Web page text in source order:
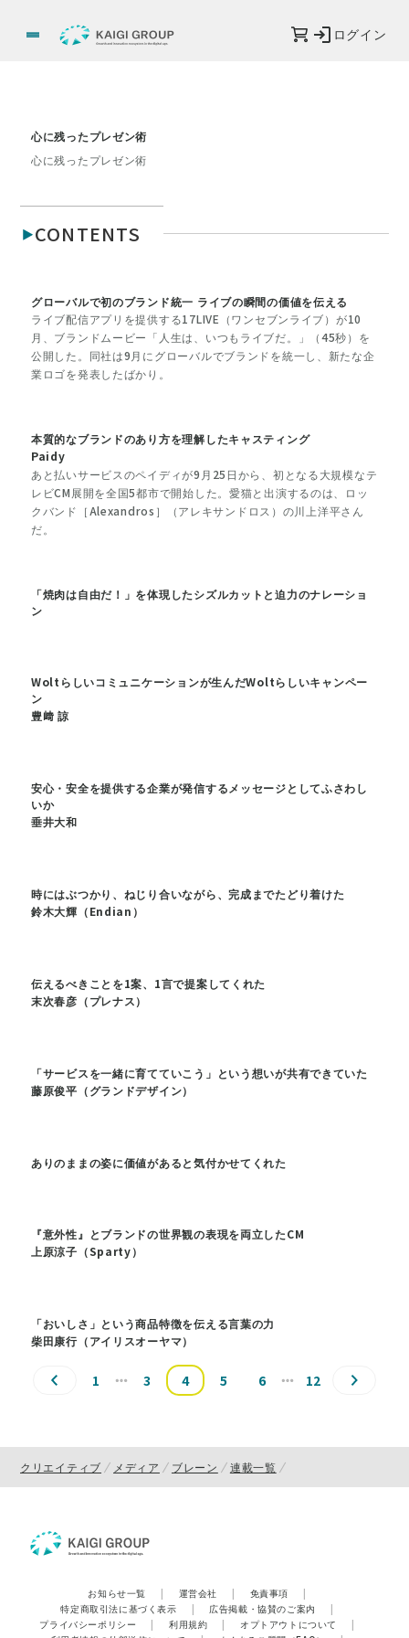
ログイン
心に残ったプレゼン術
心に残ったプレゼン術
CONTENTS
グローバルで初のブランド統一 ライブの瞬間の価値を伝える
ライブ配信アプリを提供する17LIVE（ワンセブンライブ）が10
月、ブランドムービー「人生は、いつもライブだ。」（45秒）を
公開した。同社は9月にグローバルでブランドを統一し、新たな企
業ロゴを発表したばかり。
本質的なブランドのあり方を理解したキャスティング
Paidy
あと払いサービスのペイディが9月25日から、初となる大規模なテ
レビCM展開を全国5都市で開始した。愛猫と出演するのは、ロッ
クバンド［Alexandros］（アレキサンドロス）の川上洋平さん
だ。
「焼肉は自由だ！」を体現したシズルカットと迫力のナレーショ
ン
Woltらしいコミュニケーションが生んだWoltらしいキャンペー
ン
豊﨑 諒
安心・安全を提供する企業が発信するメッセージとしてふさわし
いか
垂井大和
時にはぶつかり、ねじり合いながら、完成までたどり着けた
鈴木大輝（Endian）
伝えるべきことを1案、1言で提案してくれた
末次春彦（プレナス）
「サービスを一緒に育てていこう」という想いが共有できていた
藤原俊平（グランドデザイン）
ありのままの姿に価値があると気付かせてくれた
『意外性』とブランドの世界観の表現を両立したCM
上原涼子（Sparty）
「おいしさ」という商品特徴を伝える言葉の力
柴田康行（アイリスオーヤマ）
1 3 4 5 6 12
クリエイティブ メディア ブレーン 連載一覧
お知らせ一覧 | 運営会社 | 免責事項
|
特定商取引法に基づく表示
| 広告掲載・協賛のご案内
|
プライバシーポリシー
| 利用規約 | オプトアウトについて
|